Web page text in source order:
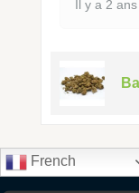
Il y a 2 ans
French